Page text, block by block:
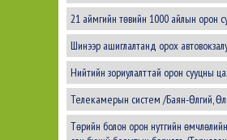
21 аймгийн төвийн 1000 айлын орон
Шинээр ашиглалтанд орох
Нийтийн зориулалттай орон сууцны
Телекамерын систем /Баян-Өлгий,
Төрийн болон орон нутгийн